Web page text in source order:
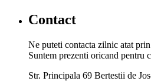
Contact
Ne puteti contacta zilnic atat
Suntem prezenti oricand pentru
Str. Principala 69 Bertestii de